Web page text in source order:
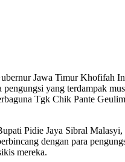
Jawa Timur Khofifah
pengungsi yang terdampak
Tgk Chik Pante
Pidie Jaya Sibral
dengan para
mereka.